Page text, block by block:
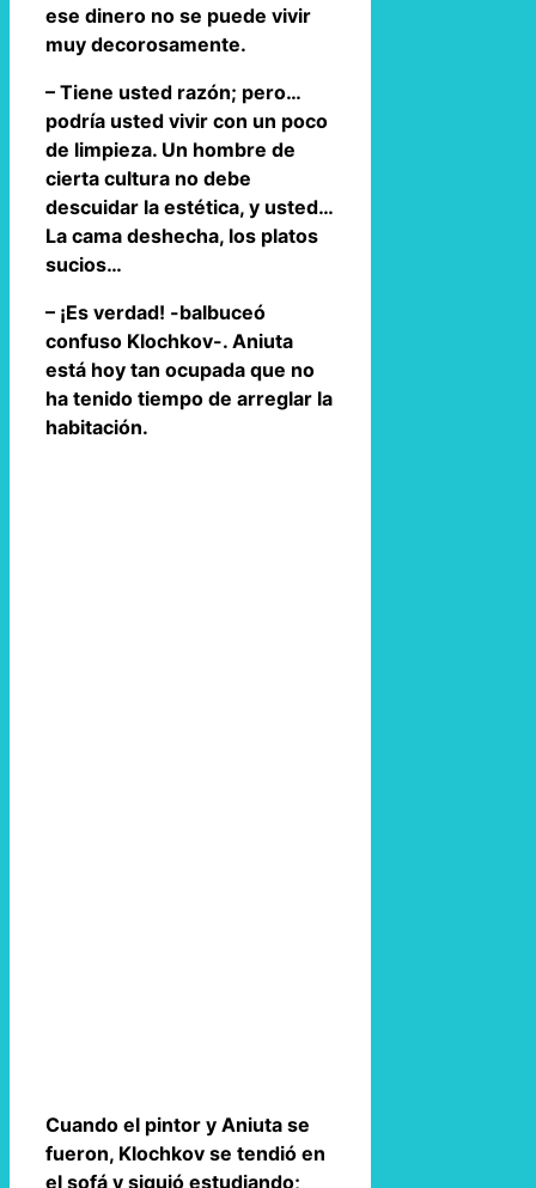
ese dinero no se puede vivir
muy decorosamente.
– Tiene usted razón; pero…
podría usted vivir con un poco
de limpieza. Un hombre de
cierta cultura no debe
descuidar la estética, y usted…
La cama deshecha, los platos
sucios…
– ¡Es verdad! -balbuceó
confuso Klochkov-. Aniuta
está hoy tan ocupada que no
ha tenido tiempo de arreglar la
habitación.
Cuando el pintor y Aniuta se
fueron, Klochkov se tendió en
el sofá y siguió estudiando;